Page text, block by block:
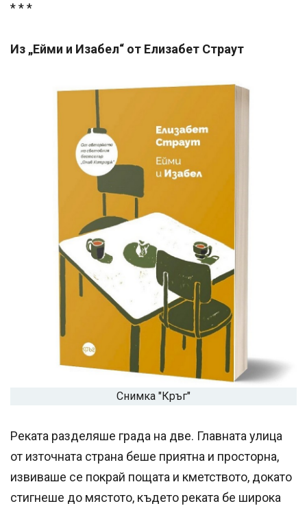
* * *
Из „Ейми и Изабел“ от Елизабет Страут
Снимка "Кръг"
Реката разделяше града на две. Главната улица
от източната страна беше приятна и просторна,
извиваше се покрай пощата и кметството, докато
стигнеше до мястото, където реката бе широка